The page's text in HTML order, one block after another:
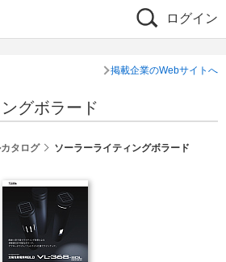
ログイン
掲載企業のWebサイトへ
グボラード
タログ ソーラーライティングボラード